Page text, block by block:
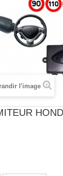
l'image